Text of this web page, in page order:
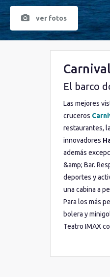
ver fotos
El barco
Las mejores
cruceros
restaurantes,
innovadores
además
&amp; Bar.
deportes y
una cabina a
Para los más
bolera y
Teatro IMAX